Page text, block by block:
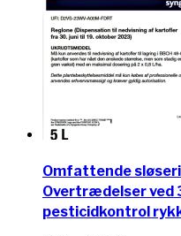
Omfattende
Overtrædelser ved
pesticidkontrol